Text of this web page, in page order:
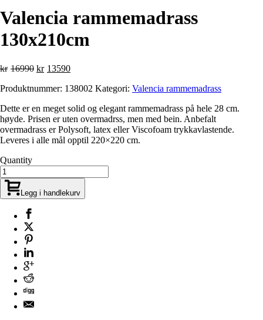
Valencia rammemadrass
130x210cm
kr 16990 Opprinnelig
var:
kr 13590Nåværende
er:
Produktnummer: 138002 Kategori: Valencia rammemadrass
Dette er en meget solid og elegant rammemadrass på hele 28 cm.
høyde. Prisen er uten overmadrss, men med bein. Anbefalt
overmadrass er Polysoft, latex eller Viscofoam trykkavlastende.
Leveres i alle mål opptil 220×220 cm.
Quantity
Legg i handlekurv